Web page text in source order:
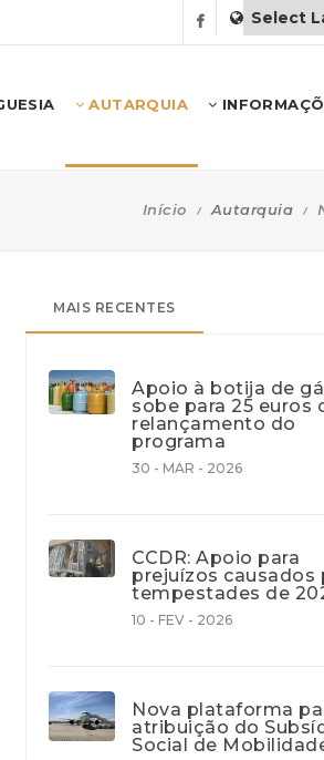
AUTARQUIA
Início Autarquia
MAIS RECENTES
Apoio à botija de
sobe para 25 euros
relançamento do
programa
30 - MAR - 2026
CCDR: Apoio para
prejuízos causados
tempestades de
10 - FEV - 2026
Nova plataforma
atribuição do
Social de